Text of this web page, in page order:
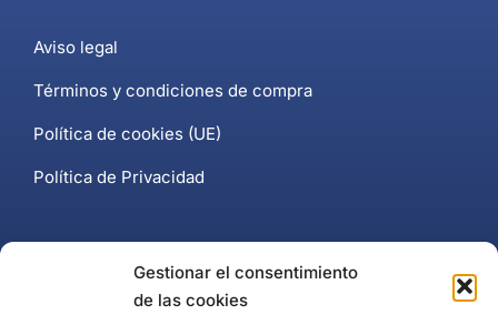
Gestionar el consentimiento
de las cookies
Aviso legal
Términos y condiciones de compra
Política de cookies (UE)
Política de Privacidad